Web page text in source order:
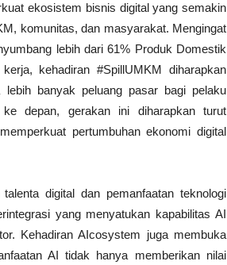
ekosistem bisnis digital yang semakin
komunitas, dan masyarakat. Mengingat
lebih dari 61% Produk Domestik
kehadiran #SpillUMKM diharapkan
lebih banyak peluang pasar bagi pelaku
depan, gerakan ini diharapkan turut
pertumbuhan ekonomi digital
digital dan pemanfaatan teknologi
yang menyatukan kapabilitas AI
Kehadiran AIcosystem juga membuka
AI tidak hanya memberikan nilai